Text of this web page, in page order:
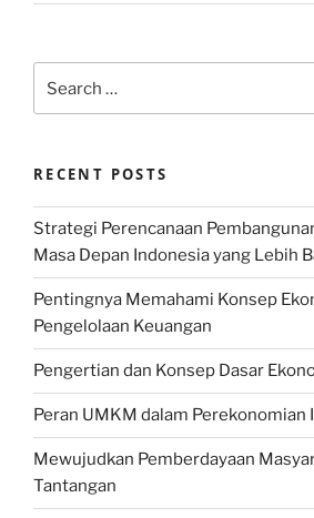
for:
RECENT POSTS
Strategi Perencanaan
Masa Depan Indonesia yang Lebih
Pentingnya Memahami Konsep
Pengelolaan Keuangan
Pengertian dan Konsep Dasar
Peran UMKM dalam Perekonomian
Mewujudkan Pemberdayaan
Tantangan